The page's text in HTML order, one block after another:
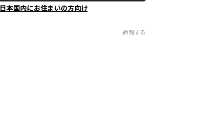
日本国内にお住まいの方向け
通報する